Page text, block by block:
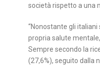
società rispetto a una
“Nonostante gli italiani
propria salute
Sempre secondo la
(27,6%), seguito dalla